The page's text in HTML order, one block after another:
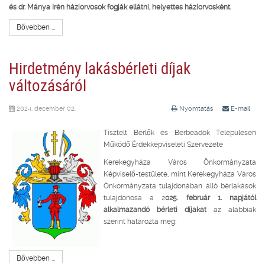
és dr. Mánya Irén háziorvosok fogják ellátni, helyettes háziorvosként.
Bővebben ...
Hirdetmény lakásbérleti díjak
változásáról
Nyomtatás E-mail
2024. december 02.
Tisztelt Bérlők és Bérbeadók Településen
Működő Érdekképviseleti Szervezete
Kerekegyháza Város Önkormányzata
Képviselő-testülete, mint Kerekegyháza Város
Önkormányzata tulajdonában álló bérlakások
tulajdonosa a 2025. február 1. napjától
alkalmazandó bérleti díjakataz alábbiak
szerint határozta meg:
Bővebben ...